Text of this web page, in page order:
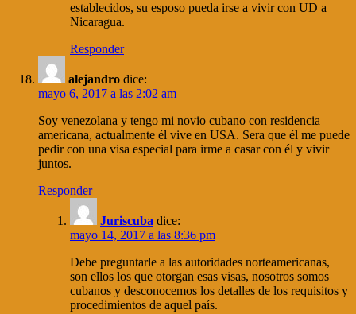
establecidos, su esposo pueda irse a vivir con UD a
Nicaragua.
Responder
alejandro dice:
mayo 6, 2017 a las 2:02 am
Soy venezolana y tengo mi novio cubano con residencia
americana, actualmente él vive en USA. Sera que él me puede
pedir con una visa especial para irme a casar con él y vivir
juntos.
Responder
Juriscuba dice:
mayo 14, 2017 a las 8:36 pm
Debe preguntarle a las autoridades norteamericanas,
son ellos los que otorgan esas visas, nosotros somos
cubanos y desconocemos los detalles de los requisitos y
procedimientos de aquel país.